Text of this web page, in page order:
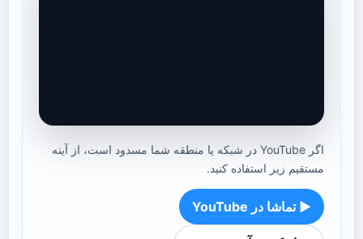
اگر YouTube در شبکه یا منطقه شما مسدود است، از آینه
مستقیم زیر استفاده کنید.
▶ تماشا در YouTube